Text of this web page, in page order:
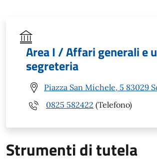
Area I / Affari generali e
segreteria
Piazza San Michele, 5 83029
0825 582422 (Telefono)
Strumenti di tutela